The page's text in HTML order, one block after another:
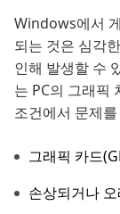
Windows에서
되는 것은 심각
인해 발생할 수
는 PC의 그래픽
조건에서 문제
그래픽 카드
손상되거나